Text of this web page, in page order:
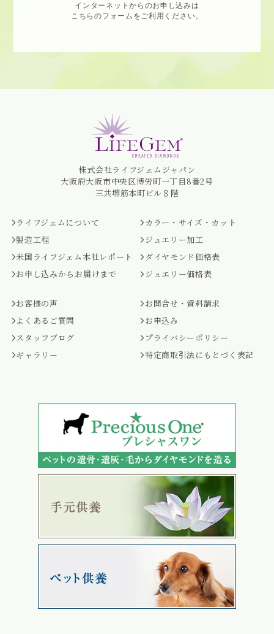
インターネットからのお申し込みは
こちらのフォームをご利用ください。
株式会社ライフジェムジャパン
大阪府大阪市中央区博労町一丁目8番2号
三共堺筋本町ビル８階
ライフジェムについて
製造工程
米国ライフジェム本社レポート
お申し込みからお届けまで
カラー・サイズ・カット
ジュエリー加工
ダイヤモンド価格表
ジュエリー価格表
お客様の声
よくあるご質問
スタッフブログ
ギャラリー
お問合せ・資料請求
お申込み
プライバシーポリシー
特定商取引法にもとづく表記